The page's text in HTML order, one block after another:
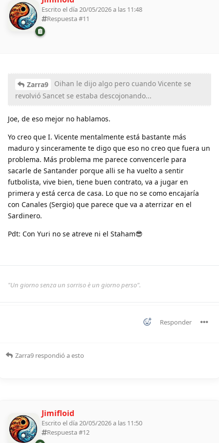
Escrito el día 20/05/2026 a las 11:48
Respuesta #11
Zarra9
Oihan le dijo algo pero cuando Vicente se
revolvió Sancet se estaba descojonando...
Joe, de eso mejor no hablamos.
Yo creo que I. Vicente mentalmente está bastante más
maduro y sinceramente te digo que eso no creo que fuera un
problema. Más problema me parece convencerle para
sacarle de Santander porque alli se ha vuelto a sentir
futbolista, vive bien, tiene buen contrato, va a jugar en
primera y está cerca de casa. Lo que no se como encajaría
con Canales (Sergio) que parece que va a aterrizar en el
Sardinero.
Pdt: Con Yuri no se atreve ni el Staham😎
"Un giorno senza un sorriso è un giorno perso".
Responder
Zarra9 respondió a esto
Jimifloid
Escrito el día 20/05/2026 a las 11:50
Respuesta #12